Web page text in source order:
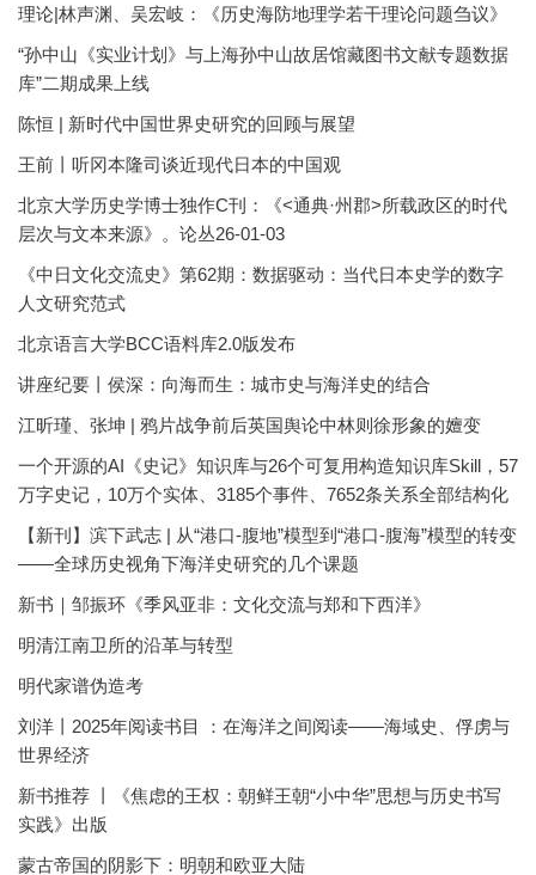
理论|林声渊、吴宏岐：《历史海防地理学若干理论问题刍议》
“孙中山《实业计划》与上海孙中山故居馆藏图书文献专题数据
库”二期成果上线
陈恒 | 新时代中国世界史研究的回顾与展望
王前丨听冈本隆司谈近现代日本的中国观
北京大学历史学博士独作C刊：《<通典·州郡>所载政区的时代
层次与文本来源》。论丛26-01-03
《中日文化交流史》第62期：数据驱动：当代日本史学的数字
人文研究范式
北京语言大学BCC语料库2.0版发布
讲座纪要丨侯深：向海而生：城市史与海洋史的结合
江昕瑾、张坤 | 鸦片战争前后英国舆论中林则徐形象的嬗变
一个开源的AI《史记》知识库与26个可复用构造知识库Skill，57
万字史记，10万个实体、3185个事件、7652条关系全部结构化
【新刊】滨下武志 | 从“港口-腹地”模型到“港口-腹海”模型的转变
——全球历史视角下海洋史研究的几个课题
新书｜邹振环《季风亚非：文化交流与郑和下西洋》
明清江南卫所的沿革与转型
明代家谱伪造考
刘洋丨2025年阅读书目 ：在海洋之间阅读——海域史、俘虏与
世界经济
新书推荐 丨《焦虑的王权：朝鲜王朝“小中华”思想与历史书写
实践》出版
蒙古帝国的阴影下：明朝和欧亚大陆